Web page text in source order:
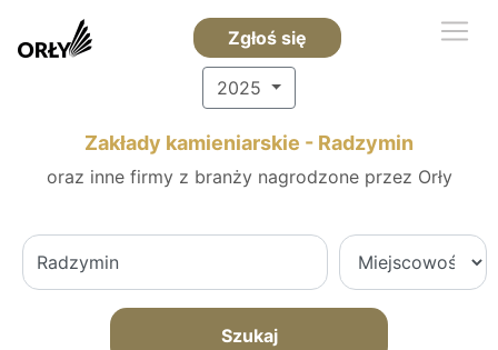
Zgłoś się
2025
Zakłady kamieniarskie - Radzymin
oraz inne firmy z branży nagrodzone przez Orły
Szukaj